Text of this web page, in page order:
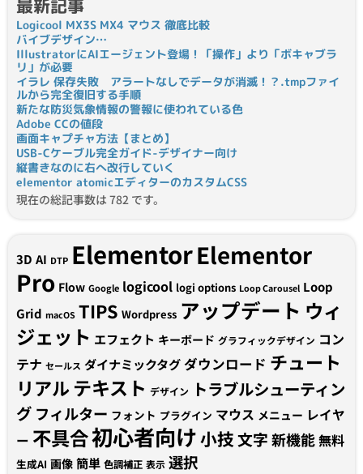
最新記事
Logicool MX3S MX4 マウス 徹底比較
バイブデザイン…
IllustratorにAIエージェント登場！「操作」より「ボキャブラ
リ」が必要
イラレ 保存失敗 アラートなしでデータが消滅！？.tmpファイ
ルから完全復旧する手順
新たな防災気象情報の警報に使われている色
Adobe CCの値段
画面キャプチャ方法【まとめ】
USB-Cケーブル完全ガイド-デザイナー向け
縦書きなのに右へ改行していく
elementor atomicエディターのカスタムCSS
現在の総記事数は 782 です。
3D AI DTP ElementorElementor
Pro Flow Google logicool logi options Loop Carousel Loop
Grid macOS TIPS Wordpress アップデート ウィ
ジェット エフェクト キーボード グラフィックデザイン コン
テナ セールス ダイナミックタグダウンロード チュート
リアルテキスト デザイン トラブルシューティン
グ フィルター フォント プラグイン マウス メニュー レイヤ
ー 不具合初心者向け小技文字新機能無料
生成AI 画像 簡単 色調補正 表示 選択